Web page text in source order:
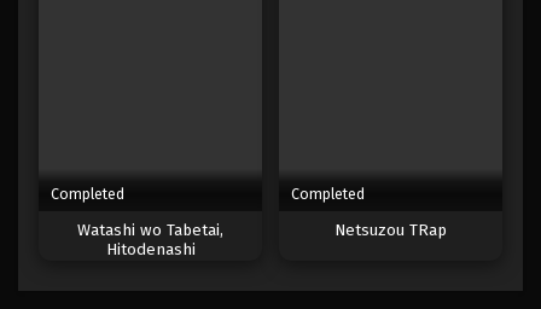
Completed
Watashi wo Tabetai,
Hitodenashi
Completed
Netsuzou TRap